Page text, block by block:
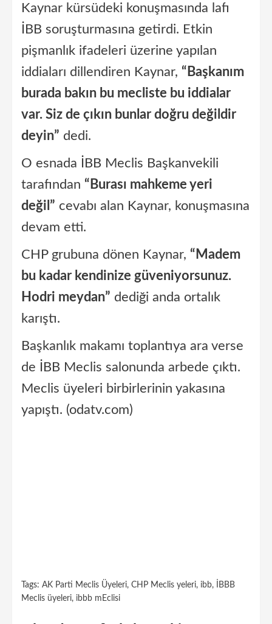
Kaynar kürsüdeki konuşmasında lafı
İBB soruşturmasına getirdi. Etkin
pişmanlık ifadeleri üzerine yapılan
iddiaları dillendiren Kaynar, “Başkanım
burada bakın bu mecliste bu iddialar
var. Siz de çıkın bunlar doğru değildir
deyin” dedi.
O esnada İBB Meclis Başkanvekili
tarafından “Burası mahkeme yeri
değil” cevabı alan Kaynar, konuşmasına
devam etti.
CHP grubuna dönen Kaynar, “Madem
bu kadar kendinize güveniyorsunuz.
Hodri meydan” dediği anda ortalık
karıştı.
Başkanlık makamı toplantıya ara verse
de İBB Meclis salonunda arbede çıktı.
Meclis üyeleri birbirlerinin yakasına
yapıştı. (odatv.com)
Tags: AK Parti Meclis Üyeleri, CHP Meclis yeleri, ibb,
İBBB
Meclis üyeleri, ibbb mEclisi